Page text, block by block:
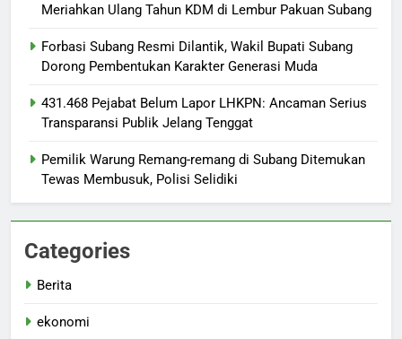
Meriahkan Ulang Tahun KDM di Lembur Pakuan Subang
‎Forbasi Subang Resmi Dilantik, Wakil Bupati Subang
Dorong Pembentukan Karakter Generasi Muda
431.468 Pejabat Belum Lapor LHKPN: Ancaman Serius
Transparansi Publik Jelang Tenggat
Pemilik Warung Remang-remang di Subang Ditemukan
Tewas Membusuk, Polisi Selidiki
Categories
Berita
ekonomi